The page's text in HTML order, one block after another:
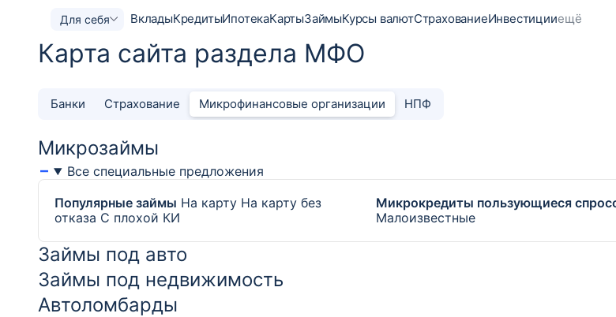
Для себя ВкладыКредитыИпотекаКартыЗаймыКурсы валютСтрахованиеИнвестицииещё
Карта сайта раздела МФО
Банки Страхование Микрофинансовые организации НПФ
Микрозаймы
Все специальные предложения
Популярные займы На карту На карту без
отказа С плохой КИ
Микрокредиты пользующиеся
Малоизвестные
Займы под авто
Займы под недвижимость
Автоломбарды